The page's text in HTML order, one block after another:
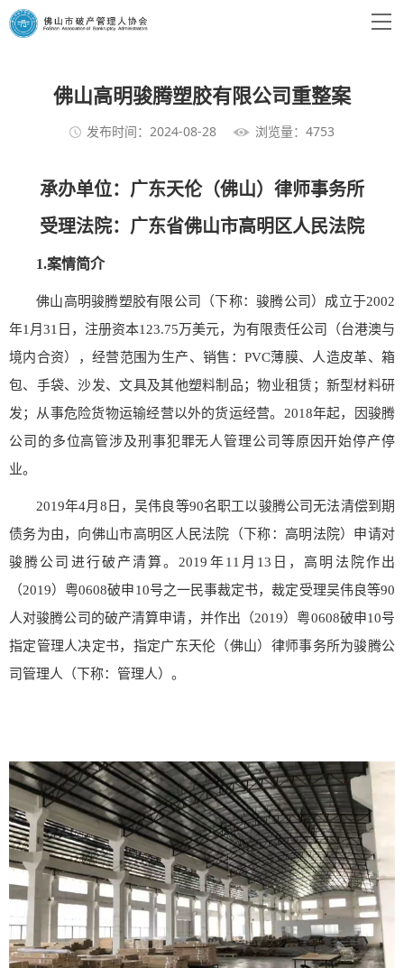
佛山高明骏腾塑胶有限公司重整案
发布时间：2024-08-28 浏览量：4753
承办单位：广东天伦（佛山）律师事务所
受理法院： 广东省佛山市高明区人民法院
1.案情简介
佛山高明骏腾塑胶有限公司（下称：骏腾公司）成立于2002
年1月31日，注册资本123.75万美元，为有限责任公司（台港澳与
境内合资），经营范围为生产、销售：PVC薄膜、人造皮革、箱
包、手袋、沙发、文具及其他塑料制品；物业租赁；新型材料研
发；从事危险货物运输经营以外的货运经营。2018年起，因骏腾
公司的多位高管涉及刑事犯罪无人管理公司等原因开始停产停
业。
2019年4月8日，吴伟良等90名职工以骏腾公司无法清偿到期
债务为由，向佛山市高明区人民法院（下称：高明法院）申请对
骏腾公司进行破产清算。2019年11月13日，高明法院作出
（2019）粤0608破申10号之一民事裁定书，裁定受理吴伟良等90
人对骏腾公司的破产清算申请，并作出（2019）粤0608破申10号
指定管理人决定书，指定广东天伦（佛山）律师事务所为骏腾公
司管理人（下称：管理人）。